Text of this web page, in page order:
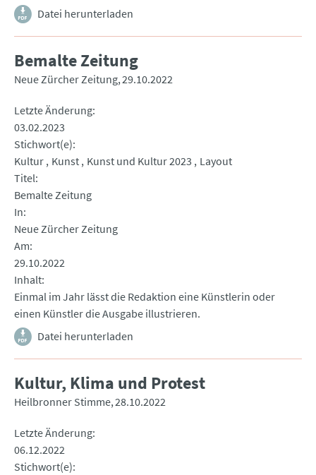
Datei herunterladen
Bemalte Zeitung
Neue Zürcher Zeitung 29.10.2022
Letzte Änderung
03.02.2023
Stichwort(e)
Kultur Kunst Kunst und Kultur 2023
Layout
Titel
Bemalte Zeitung
In
Neue Zürcher Zeitung
Am
29.10.2022
Inhalt
Einmal im Jahr lässt die Redaktion eine Künstlerin oder
einen Künstler die Ausgabe illustrieren.
Datei herunterladen
Kultur, Klima und Protest
Heilbronner Stimme 28.10.2022
Letzte Änderung
06.12.2022
Stichwort(e)